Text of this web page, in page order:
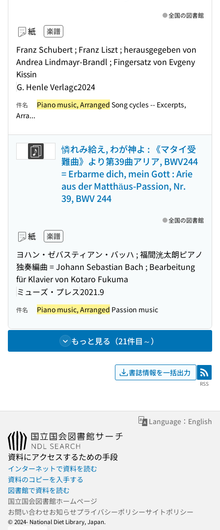
紙 楽譜
Franz Schubert ; Franz Liszt ; herausgegeben von
Andrea Lindmayr-Brandl ; Fingersatz von Evgeny
Kissin
G. Henle Verlagc2024
全国の図書館
件名 Piano music, Arranged Song cycles -- Excerpts,
Arra...
憐れみ給え, わが神よ : 《マタイ受
難曲》より第39曲アリア, BWV244
= Erbarme dich, mein Gott : Arie
aus der Matthäus-Passion, Nr.
39, BWV 244
紙 楽譜
ヨハン・ゼバスティアン・バッハ ; 福間洸太朗ピアノ
独奏編曲 = Johann Sebastian Bach ; Bearbeitung
für Klavier von Kotaro Fukuma
ミューズ・プレス2021.9
全国の図書館
件名 Piano music, Arranged Passion music
もっと見る（21件目～）
書誌情報を一括出力 RSS
RSS
Language：English
資料にアクセスするための手段
インターネットで資料を読む
資料のコピーを入手する
図書館で資料を読む
国立国会図書館ホームページ
お問い合わせお知らせプライバシーポリシーサイトポリシー
© 2024- National Diet Library, Japan.